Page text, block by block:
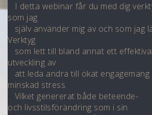
I detta webinar får du med dig
som jag
själv använder mig av och som jag
Verktyg
som lett till bland annat ett
utveckling av
att leda andra till ökat engagemang
minskad stress.
Vilket genererat både beteende-
och livsstilsförändring som i sin